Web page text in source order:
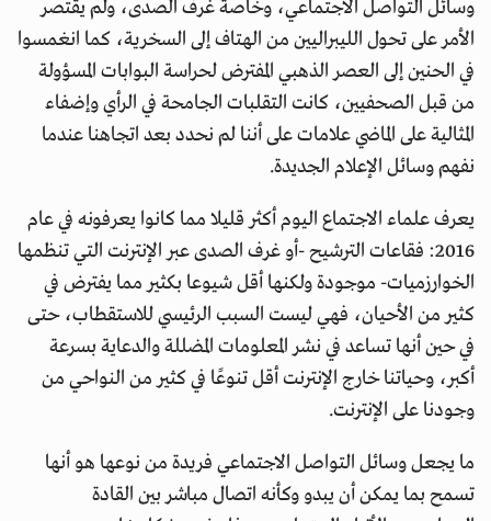
وسائل التواصل الاجتماعي، وخاصة غرف الصدى، ولم يقتصر
الأمر على تحول الليبراليين من الهتاف إلى السخرية، كما انغمسوا
في الحنين إلى العصر الذهبي المفترض لحراسة البوابات المسؤولة
من قبل الصحفيين، كانت التقلبات الجامحة في الرأي وإضفاء
المثالية على الماضي علامات على أننا لم نحدد بعد اتجاهنا عندما
نفهم وسائل الإعلام الجديدة.
يعرف علماء الاجتماع اليوم أكثر قليلا مما كانوا يعرفونه في عام
2016: فقاعات الترشيح -أو غرف الصدى عبر الإنترنت التي تنظمها
الخوارزميات- موجودة ولكنها أقل شيوعا بكثير مما يفترض في
كثير من الأحيان، فهي ليست السبب الرئيسي للاستقطاب، حتى
في حين أنها تساعد في نشر المعلومات المضللة والدعاية بسرعة
أكبر، وحياتنا خارج الإنترنت أقل تنوعًا في كثير من النواحي من
وجودنا على الإنترنت.
ما يجعل وسائل التواصل الاجتماعي فريدة من نوعها هو أنها
تسمح بما يمكن أن يبدو وكأنه اتصال مباشر بين القادة